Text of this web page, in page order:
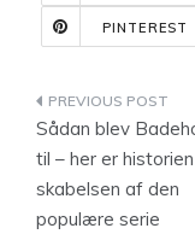
PINTEREST
Sådan blev
til – her er
skabelsen af den
populære serie